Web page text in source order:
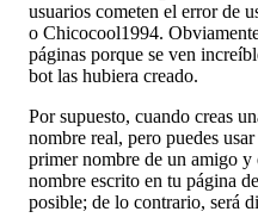
usuarios cometen el error de
o Chicocool1994.
páginas porque se ven
bot las hubiera creado.
Por supuesto, cuando creas
nombre real, pero puedes
primer nombre de un amigo
nombre escrito en tu página
posible; de lo contrario, será